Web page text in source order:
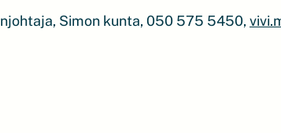
Simon kunta, 050 575 5450,